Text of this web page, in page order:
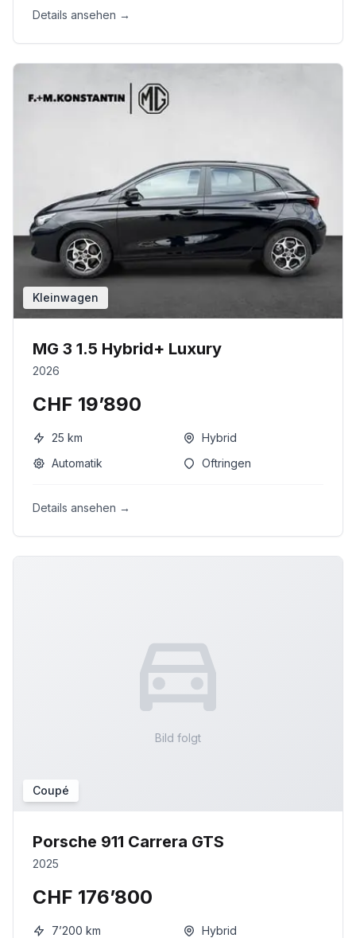
Details ansehen →
Kleinwagen
MG 3 1.5 Hybrid+ Luxury
2026
CHF 19’890
25 km
Hybrid
Automatik
Oftringen
Details ansehen →
Bild folgt
Coupé
Porsche 911 Carrera GTS
2025
CHF 176’800
7’200 km
Hybrid